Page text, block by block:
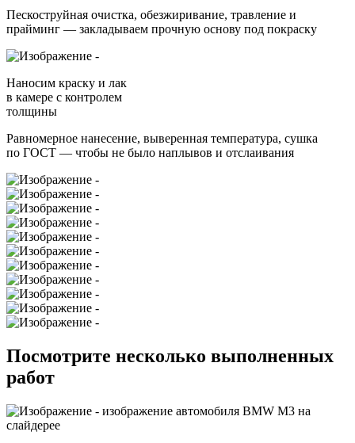
Пескоструйная очистка, обезжиривание, травление и
прайминг — закладываем прочную основу под покраску
Наносим краску и лак
в камере с контролем
толщины
Равномерное нанесение, выверенная температура, сушка
по ГОСТ — чтобы не было наплывов и отслаивания
Посмотрите несколько выполненных
работ